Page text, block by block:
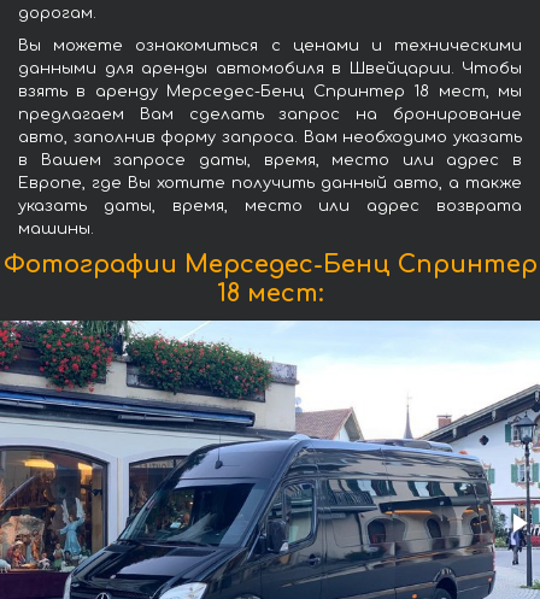
дорогам.
Вы можете ознакомиться с ценами и техническими
данными для аренды автомобиля в Швейцарии. Чтобы
взять в аренду Мерседес-Бенц Спринтер 18 мест, мы
предлагаем Вам сделать запрос на бронирование
авто, заполнив форму запроса. Вам необходимо указать
в Вашем запросе даты, время, место или адрес в
Европе, где Вы хотите получить данный авто, а также
указать даты, время, место или адрес возврата
машины.
Фотографии Мерседес-Бенц Спринтер
18 мест: